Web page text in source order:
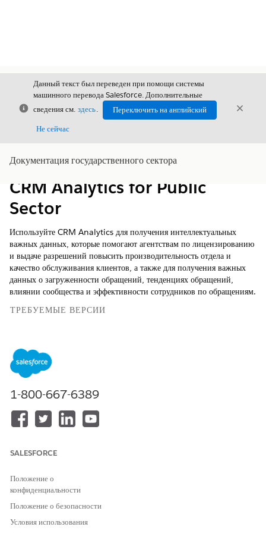
Закрыть
Данный текст был переведен при помощи системы
машинного перевода Salesforce. Дополнительные
сведения см. здесь.
Переключить на английский
Не сейчас
Документация государственного сектора
Показать содержание
Содержание
CRM Analytics for Public
Sector
Используйте CRM Analytics для получения интеллектуальных
важных данных, которые помогают агентствам по лицензированию
и выдаче разрешений повысить производительность отдела и
качество обслуживания клиентов, а также для получения важных
данных о загруженности обращений, тенденциях обращений,
влиянии сообщества и эффективности сотрудников по обращениям.
ТРЕБУЕМЫЕ ВЕРСИИ
ПРИМЕЧАНИЕPublic Sector Solutions теперь является
Agentforce Public Sector. Приложения и документация
Analytics.
Analytics for Licensions, Permits and Inspections
Приложение Analytics for Licensations, Permissions and
1-800-667-6389
SALESFORCE
Положение о
конфиденциальности
Положение о безопасности
Условия использования